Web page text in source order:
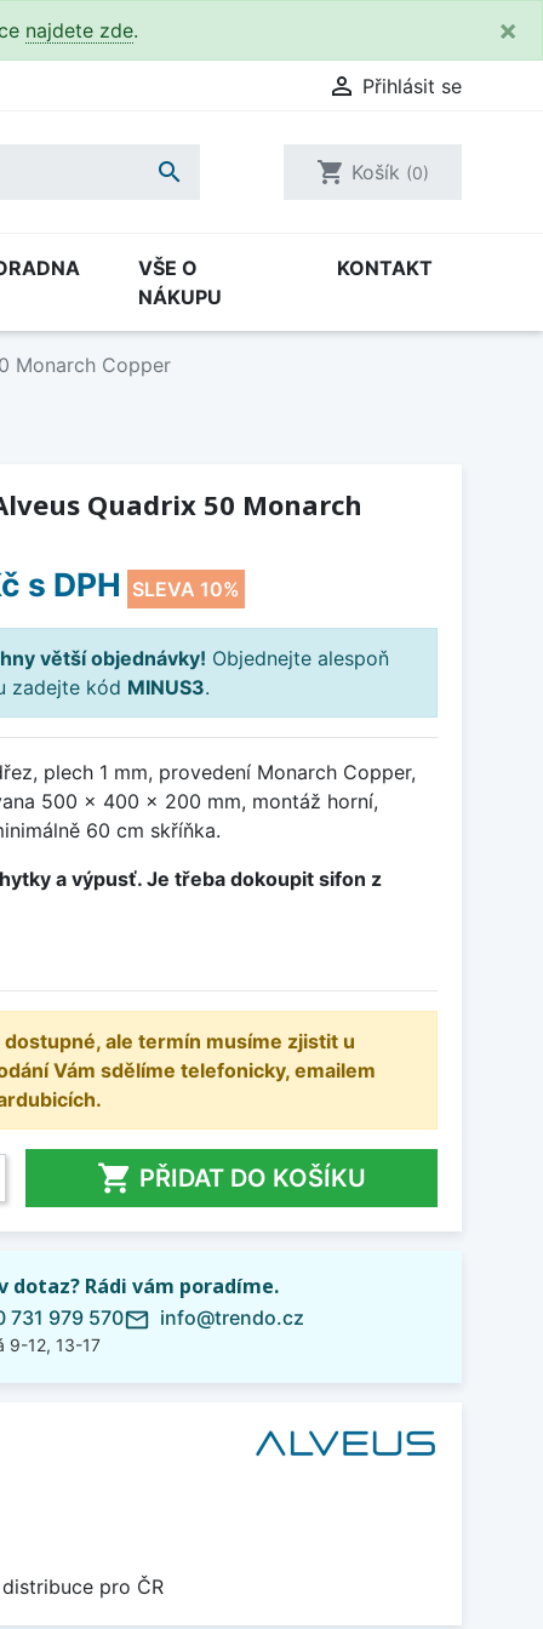
najdete zde. ×
 Přihlásit se
 shopping_cart Košík (0)
VŠE O
NÁKUPU
KONTAKT
Monarch Copper
Quadrix 50 Monarch
s DPH SLEVA 10%
větší objednávky! Objednejte alespoň
zadejte kód MINUS3.
plech 1 mm, provedení Monarch Copper,
500 x 400 x 200 mm, montáž horní,
60 cm skříňka.
a výpusť. Je třeba dokoupit sifon z
ale termín musíme zjistit u
Vám sdělíme telefonicky, emailem
 PŘIDAT DO KOŠÍKU
dotaz? Rádi vám poradíme.
731 979 570
9-12, 13-17
mail_outline info@trendo.cz
pro ČR